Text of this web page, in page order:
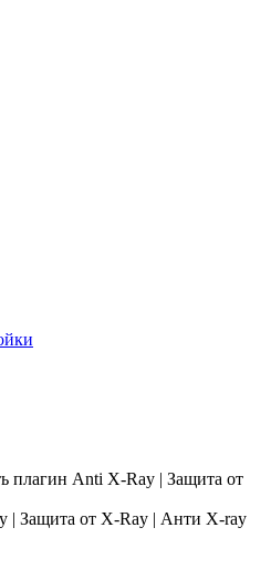
плагин Anti X-Ray | Защита от